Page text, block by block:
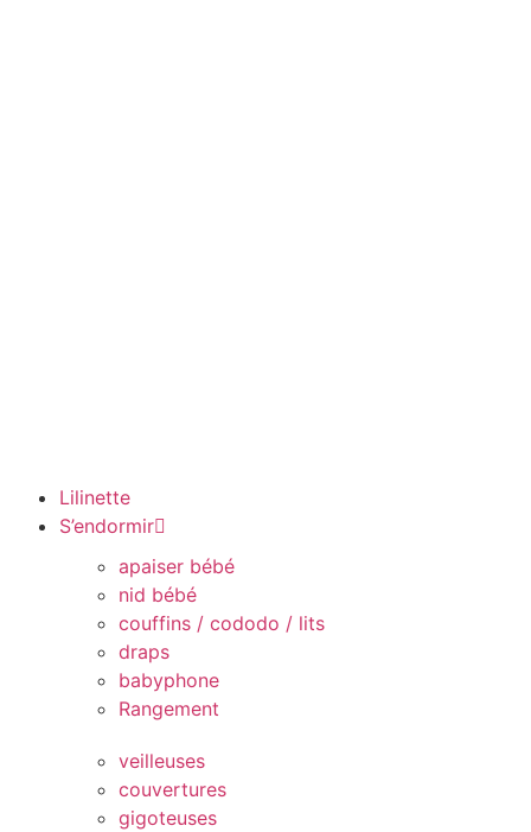
Lilinette
S’endormir
apaiser bébé
nid bébé
couffins / cododo / lits
draps
babyphone
Rangement
veilleuses
couvertures
gigoteuses